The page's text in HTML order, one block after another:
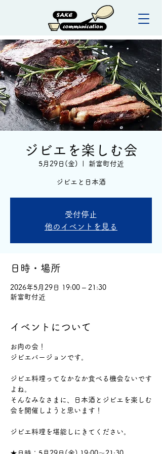
ジビエを楽しむ会
5月29日(金) 新富町付近
ジビエと日本酒
受付停止
他のイベントを見る
日時・場所
2026年5月29日 19:00 – 21:30
新富町付近
イベントについて
お肉の会！
ジビエバージョンです。
ジビエ料理ってなかなか食べる機会ないです
よね。
そんなみなさまに、日本酒とジビエを楽しむ
会を開催しようと思います！
ジビエ料理を堪能しにきてください。